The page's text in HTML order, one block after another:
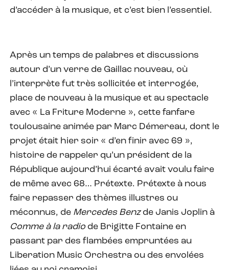
d’accéder à la musique, et c’est bien l’essentiel.
Après un temps de palabres et discussions
autour d’un verre de Gaillac nouveau, où
l’interprète fut très sollicitée et interrogée,
place de nouveau à la musique et au spectacle
avec « La Friture Moderne », cette fanfare
toulousaine animée par Marc Démereau, dont le
projet était hier soir « d’en finir avec 69 »,
histoire de rappeler qu’un président de la
République aujourd’hui écarté avait voulu faire
de même avec 68… Prétexte. Prétexte à nous
faire repasser des thèmes illustres ou
méconnus, de Mercedes Benzde Janis Joplin à
Comme à la radiode Brigitte Fontaine en
passant par des flambées empruntées au
Liberation Music Orchestra ou des envolées